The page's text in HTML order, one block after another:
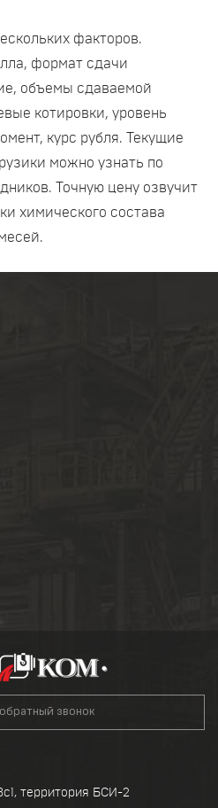
факторов.
формат сдачи
объемы сдаваемой
котировки, уровень
курс рубля. Текущие
можно узнать по
Точную цену озвучит
химического состава
звонок
территория БСИ-2